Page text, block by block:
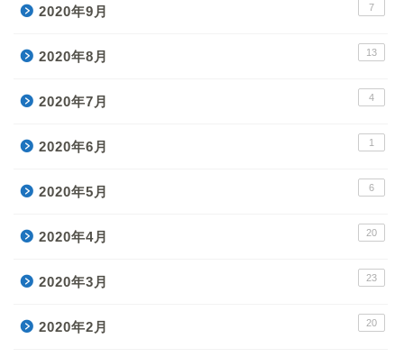
2020年9月 7
2020年8月 13
2020年7月 4
2020年6月 1
2020年5月 6
2020年4月 20
2020年3月 23
2020年2月 20